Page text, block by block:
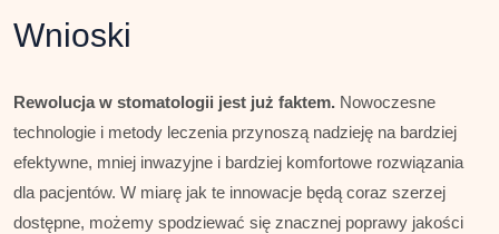
Wnioski
Rewolucja w stomatologii jest już faktem. Nowoczesne
technologie i metody leczenia przynoszą nadzieję na bardziej
efektywne, mniej inwazyjne i bardziej komfortowe rozwiązania
dla pacjentów. W miarę jak te innowacje będą coraz szerzej
dostępne, możemy spodziewać się znacznej poprawy jakości